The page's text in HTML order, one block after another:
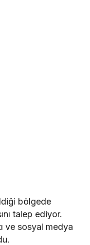
bölgede
talep ediyor.
ve sosyal medya